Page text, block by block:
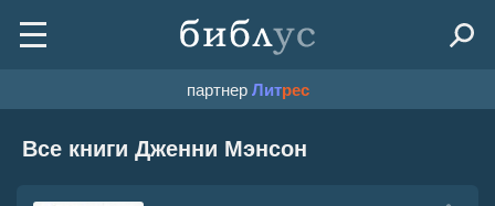
партнерЛитрес
Все книги Дженни Мэнсон